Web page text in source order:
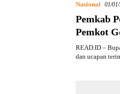
Nasional 01/
Pemkab
Pemkot
READ.ID –
dan ucapan